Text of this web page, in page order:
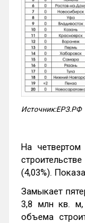
Источник:ЕРЗ.РФ
На
(4,03%).
Замыкает
3,8 млн кв. м,
объема